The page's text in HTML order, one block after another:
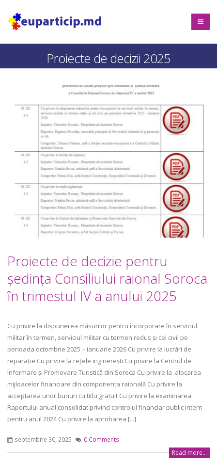
Proiecte de decizii 2025
Proiecte de decizie pentru
ședința Consiliului raional Soroca
în trimestul IV a anului 2025
Cu privire la dispunerea măsurilor pentru încorporare în serviciul
militar în termen, serviciul militar cu termen redus și cel civil pe
perioada octombrie 2025 – ianuarie 2026 Cu privire la lucrări de
reparație Cu privire la rețele inginerești Cu privire la Centrul de
Informare și Promovare Turistică din Soroca Cu privire la alocarea
mijloacelor financiare din componenta raională Cu privire la
acceptarea unor bunuri cu titlu gratuit Cu privire la examinarea
Raportului anual consolidat privind controlul financiar public intern
pentru anul 2024 Cu privire la aprobarea [...]
septembrie 30, 2025 0 Comments
Read more...